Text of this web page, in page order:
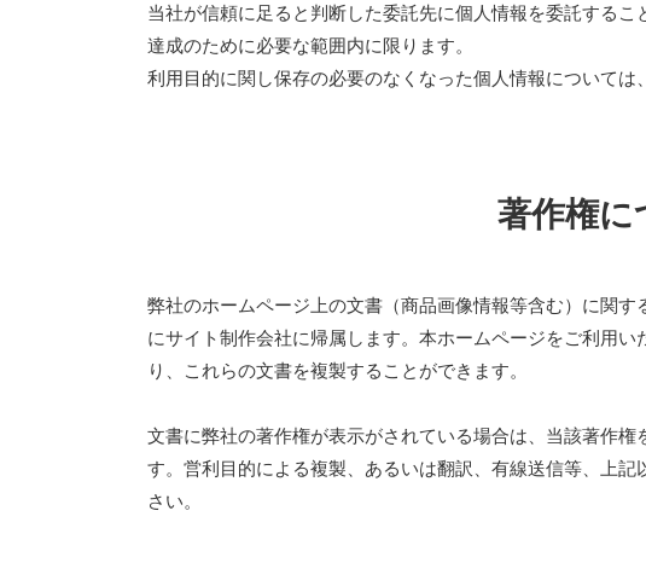
当社が信頼に足ると判断した委託先に個人情報を委託する
達成のために必要な範囲内に限ります。
利用目的に関し保存の必要のなくなった個人情報については
著作権に
弊社のホームページ上の文書（商品画像情報等含む）に関
にサイト制作会社に帰属します。本ホームページをご利用
り、これらの文書を複製することができます。
文書に弊社の著作権が表示がされている場合は、当該著作
す。営利目的による複製、あるいは翻訳、有線送信等、上
さい。